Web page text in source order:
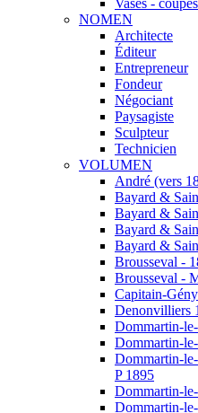
NOMEN
Architecte
Éditeur
Entrepreneur
Fondeur
Négociant
Paysagiste
Sculpteur
Technicien
VOLUMEN
André (vers
Bayard &
Bayard &
Bayard &
Bayard &
Brousseval -
Brousseval -
Capitain-Gény
Denonvilliers
Dommartin-
Dommartin-
Dommartin-
P 1895
Dommartin-
Dommartin-